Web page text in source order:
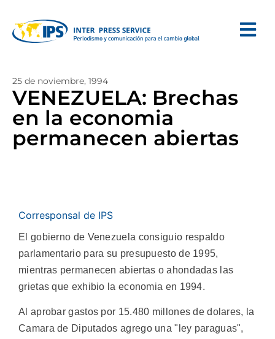
25 de noviembre, 1994
VENEZUELA: Brechas
en la economia
permanecen abiertas
Corresponsal de IPS
El gobierno de Venezuela consiguio respaldo
parlamentario para su presupuesto de 1995,
mientras permanecen abiertas o ahondadas las
grietas que exhibio la economia en 1994.
Al aprobar gastos por 15.480 millones de dolares, la
Camara de Diputados agrego una "ley paraguas",